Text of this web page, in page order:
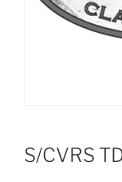
S/CVRS